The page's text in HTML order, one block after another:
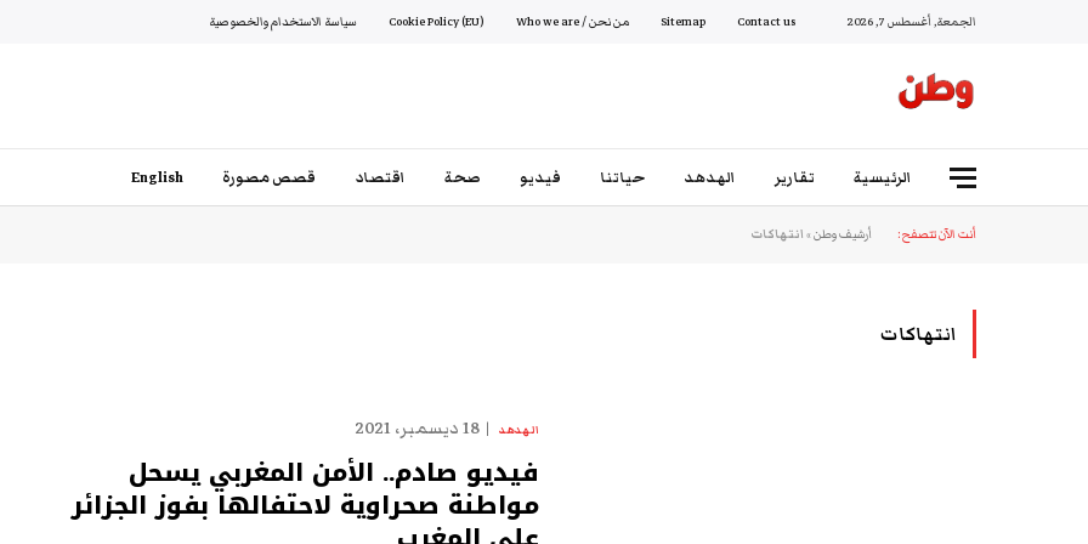
الجمعة, أغسطس 7, 2026 Contact us
Sitemap من نحن / Who we are Cookie Policy (EU) سياسة الاستخدام والخصوصية
الرئيسية تقارير الهدهد حياتنا فيديو صحة اقتصاد قصص مصورة English
أنت الآن تتصفح: أرشيف وطن»انتهاكات
انتهاكات
الهدهد 18 ديسمبر، 2021
فيديو صادم.. الأمن المغربي يسحل
مواطنة صحراوية لاحتفالها بفوز الجزائر